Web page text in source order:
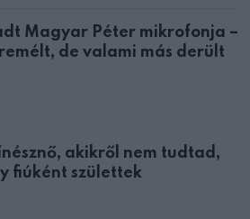
Magyar Péter mikrofonja –
de valami más derült
akikről nem tudtad,
fiúként születtek